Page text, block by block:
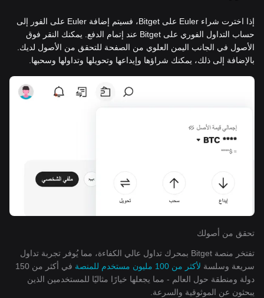
إذا اخترت شراء Euler على Bitget، فسيتم إضافة Euler على الفور إلى
حساب التداول الفوري على Bitget عند إتمام الدفع. يمكنك النقر فوق
الأصول في الجانب اليمن العلوي من الصفحة للتحقق من الأصول لديك.
بالإضافة إلى ذلك، يمكنك شراؤها وإيداعها وتحويلها وتداولها وسحبها.
تحقق من أصولك
تفتخر منصة Bitget بمحرك تداول عالي الكفاءة، مما يُوفر تجربة تداول
سريعة وسلسة لأكثر من 100 مليون مستخدم للمنصة
في أكثر من 150
دولة ومنطقة حول العالم - مما يجعلها خيارًا مثاليًا للمستخدمين الذين
يبحثون عن الموثوقية والسرعة.